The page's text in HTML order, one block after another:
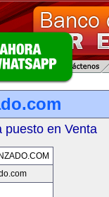
puesto en Venta